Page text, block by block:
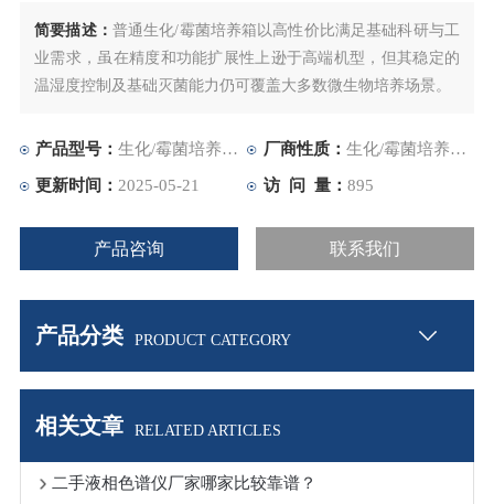
简要描述： 普通生化/霉菌培养箱以高性价比满足基础科研与工
业需求，虽在精度和功能扩展性上逊于高端机型，但其稳定的
温湿度控制及基础灭菌能力仍可覆盖大多数微生物培养场景。
产品型号：生化/霉菌培养箱（普通） 厂商性质： 生化/霉菌培养箱（普通）
更新时间：2025-05-21 访 问 量： 895
产品咨询 联系我们
产品分类 PRODUCT CATEGORY
相关文章 RELATED ARTICLES
二手液相色谱仪厂家哪家比较靠谱？